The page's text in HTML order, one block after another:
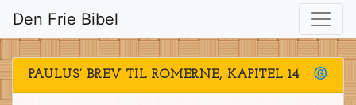
Den Frie Bibel
PAULUS’ BREV TIL ROMERNE, KAPITEL 14 Ⓖ